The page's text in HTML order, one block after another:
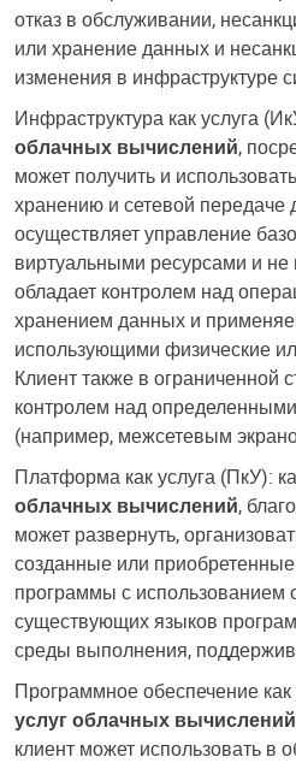
отказ в обслуживании,
или хранение данных и
изменения в инфраструктуре
Инфраструктура как услуга
облачных вычислений,
может получить и
хранению и сетевой передаче
осуществляет управление
виртуальными ресурсами и не
обладает контролем над
хранением данных и
использующими физические
Клиент также в ограниченной
контролем над
(например, межсетевым
Платформа как услуга (ПкУ):
облачных вычислений,
может развернуть,
созданные или
программы с использованием
существующих языков
среды выполнения,
Программное обеспечение как
услуг облачных вычислений
клиент может использовать в